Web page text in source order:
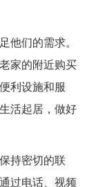
他们的需求。
家的附近购买
利设施和服
活起居，做好
持密切的联
过电话、视频